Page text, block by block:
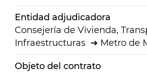
Entidad adjudicadora
Consejería de Vivienda,
Infraestructuras
Metro de
Objeto del contrato